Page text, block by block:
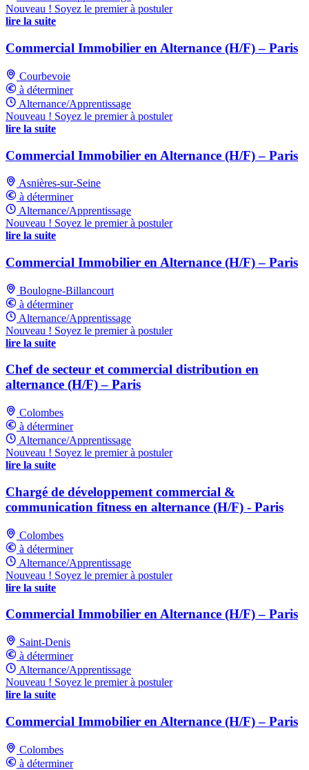
Nouveau ! Soyez le premier à postuler
lire la suite
Commercial Immobilier en Alternance (H/F) – Paris
Courbevoie
à déterminer
Alternance/Apprentissage
Nouveau ! Soyez le premier à postuler
lire la suite
Commercial Immobilier en Alternance (H/F) – Paris
Asnières-sur-Seine
à déterminer
Alternance/Apprentissage
Nouveau ! Soyez le premier à postuler
lire la suite
Commercial Immobilier en Alternance (H/F) – Paris
Boulogne-Billancourt
à déterminer
Alternance/Apprentissage
Nouveau ! Soyez le premier à postuler
lire la suite
Chef de secteur et commercial distribution en
alternance (H/F) – Paris
Colombes
à déterminer
Alternance/Apprentissage
Nouveau ! Soyez le premier à postuler
lire la suite
Chargé de développement commercial &
communication fitness en alternance (H/F) - Paris
Colombes
à déterminer
Alternance/Apprentissage
Nouveau ! Soyez le premier à postuler
lire la suite
Commercial Immobilier en Alternance (H/F) – Paris
Saint-Denis
à déterminer
Alternance/Apprentissage
Nouveau ! Soyez le premier à postuler
lire la suite
Commercial Immobilier en Alternance (H/F) – Paris
Colombes
à déterminer